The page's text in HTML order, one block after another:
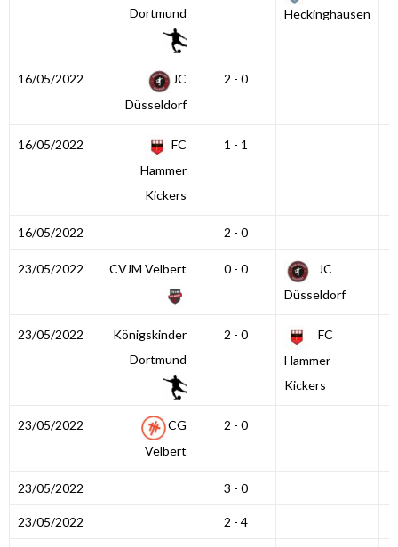
Dortmund
Heckinghausen
16/05/2022
JC
Düsseldorf
2 - 0
16/05/2022
FC
Hammer
Kickers
1 - 1
16/05/2022 2 - 0
23/05/2022 CVJM Velbert 0 - 0
JC
Düsseldorf
23/05/2022
Königskinder
Dortmund
2 - 0
FC
Hammer
Kickers
23/05/2022
CG
Velbert
2 - 0
23/05/2022 3 - 0
23/05/2022 2 - 4